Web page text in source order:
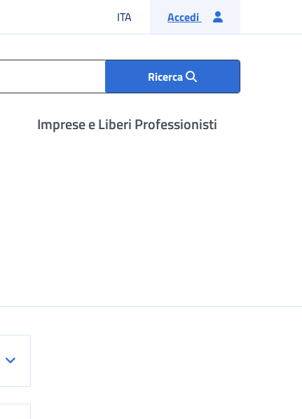
ITA Lingua italiana
Accedi
Ricerca
Imprese e Liberi Professionisti